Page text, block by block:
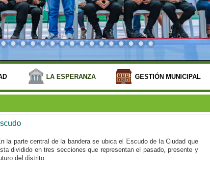
LA ESPERANZA GESTIÓN MUNICIPAL
la parte central de la bandera se ubica el Escudo de la Ciudad que
dividido en tres secciones que representan el pasado, presente y
del distrito.